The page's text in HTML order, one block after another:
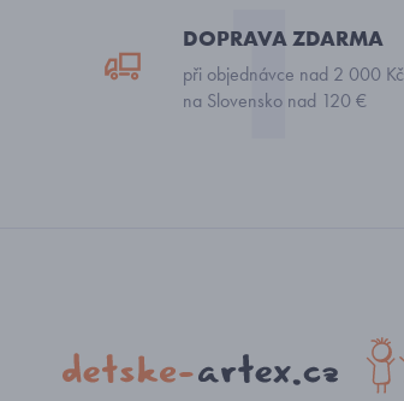
DOPRAVA ZDARMA
při objednávce nad 2 000 Kč
na Slovensko nad 120 €